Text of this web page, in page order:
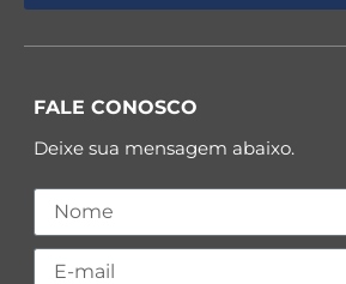
FALE CONOSCO
Deixe sua mensagem abaixo.